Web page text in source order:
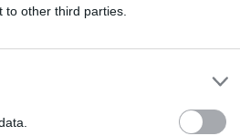
other third parties.